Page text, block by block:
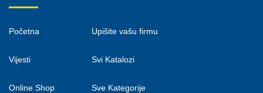
Početna
Vijesti
Online Shop
Upišite vašu firmu
Svi Katalozi
Sve Kategorije